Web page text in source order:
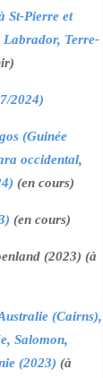
St-Pierre et
Terre-
2024)
(Guinée
occidental,
(en cours)
(en cours)
(2023) (à
(Cairns),
Salomon,
(2023) (à